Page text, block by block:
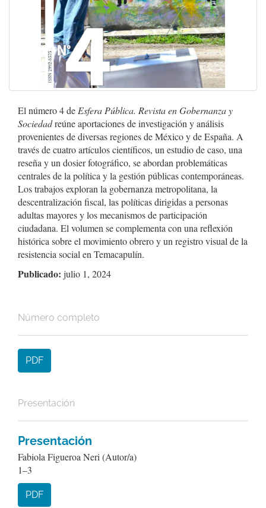
El número 4 de Esfera Pública. Revista en Gobernanza y
Sociedadreúne aportaciones de investigación y análisis
provenientes de diversas regiones de México y de España. A
través de cuatro artículos científicos, un estudio de caso, una
reseña y un dosier fotográfico, se abordan problemáticas
centrales de la política y la gestión públicas contemporáneas.
Los trabajos exploran la gobernanza metropolitana, la
descentralización fiscal, las políticas dirigidas a personas
adultas mayores y los mecanismos de participación
ciudadana. El volumen se complementa con una reflexión
histórica sobre el movimiento obrero y un registro visual de la
resistencia social en Temacapulín.
Publicado: julio 1, 2024
Número completo
PDF
Presentación
Presentación
Fabiola Figueroa Neri (Autor/a)
1–3
PDF